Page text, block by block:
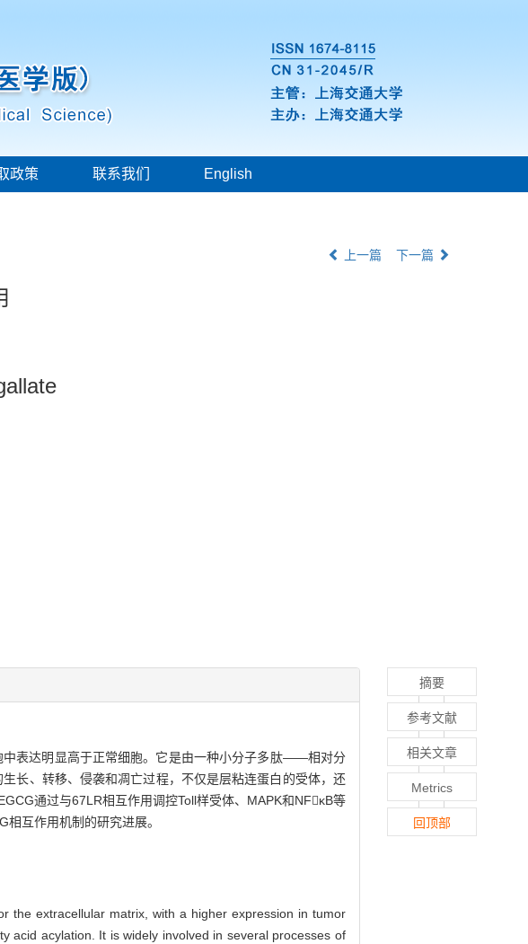
政策 联系我们 English
上一篇 下一篇
表达明显高于正常细胞。它是由一种小分子多肽——相对分
长、转移、侵袭和凋亡过程，不仅是层粘连蛋白的受体，还
通过与67LR相互作用调控Toll样受体、MAPK和NFκB等
互作用机制的研究进展。
the extracellular matrix, with a higher expression in tumor
acid acylation. It is widely involved in several processes of
摘要
参考文献
相关文章
Metrics
回顶部